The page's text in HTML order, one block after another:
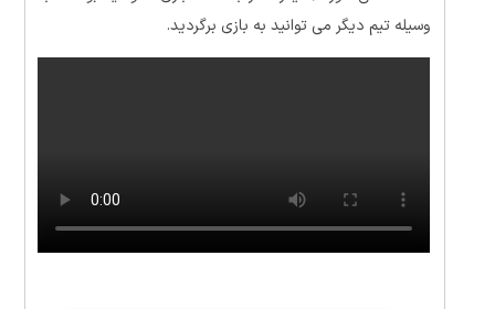
وسیله تیم دیگر می توانید به بازی برگردید.